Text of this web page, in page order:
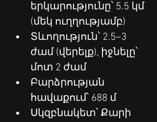
երկարությունը՝ 5.5 կմ
(մեկ ուղղությամբ)
Տևողություն՝ 2.5–3
ժամ (վերելք), իջնելը՝
մոտ 2 ժամ
Բարձրության
հավաքում՝ 688 մ
Սկզբնակետ՝ Քարի